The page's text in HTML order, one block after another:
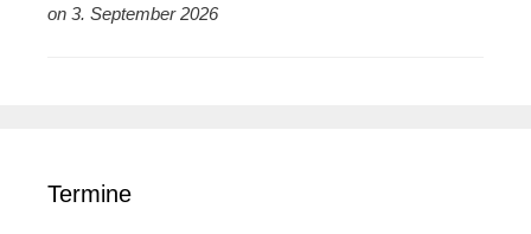
on 3. September 2026
Termine